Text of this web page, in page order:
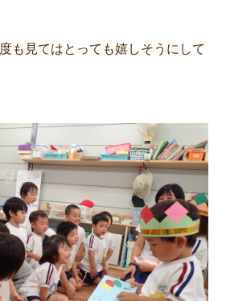
も見てはとっても嬉しそうにして